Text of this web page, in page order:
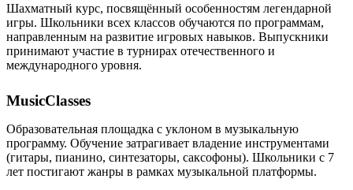
Шахматный курс, посвящённый особенностям легендарной
игры. Школьники всех классов обучаются по программам,
направленным на развитие игровых навыков. Выпускники
принимают участие в турнирах отечественного и
международного уровня.
MusicClasses
Образовательная площадка с уклоном в музыкальную
программу. Обучение затрагивает владение инструментами
(гитары, пианино, синтезаторы, саксофоны). Школьники с 7
лет постигают жанры в рамках музыкальной платформы.